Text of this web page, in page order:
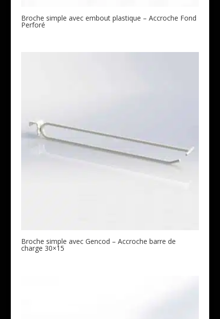
Broche simple avec embout plastique – Accroche Fond
Perforé
Broche simple avec Gencod – Accroche barre de
charge 30×15